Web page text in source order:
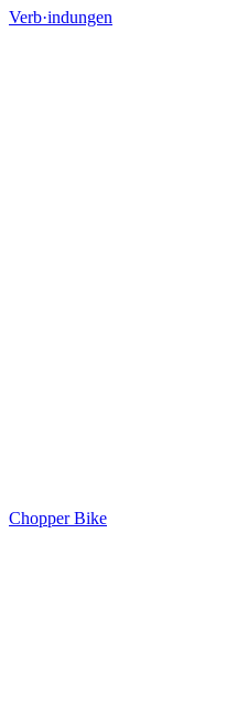
Verb·indungen
Chopper Bike